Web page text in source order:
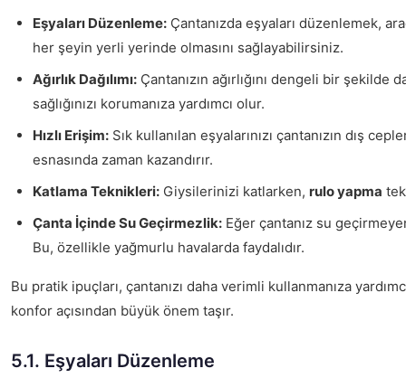
Eşyaları Düzenleme: Çantanızda eşyaları düzenlemek,
her şeyin yerli yerinde olmasını sağlayabilirsiniz.
Ağırlık Dağılımı: Çantanızın ağırlığını dengeli bir şekilde
sağlığınızı korumanıza yardımcı olur.
Hızlı Erişim: Sık kullanılan eşyalarınızı çantanızın dış
esnasında zaman kazandırır.
Katlama Teknikleri: Giysilerinizi katlarken, rulo yapma
Çanta İçinde Su Geçirmezlik: Eğer çantanız su
Bu, özellikle yağmurlu havalarda faydalıdır.
Bu pratik ipuçları, çantanızı daha verimli kullanmanıza
konfor açısından büyük önem taşır.
5.1. Eşyaları Düzenleme